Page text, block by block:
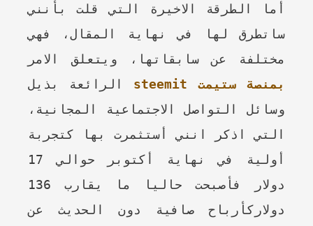
أما الطرقة الاخيرة التي قلت بأنني
ساتطرق لها في نهاية المقال، فهي
مختلفة عن سابقاتها، ويتعلق الامر
بمنصة ستيمت steemit
الرائعة بذيل
وسائل التواصل الاجتماعية المجانية،
التي اذكر انني أستثمرت بها كتجربة
أولية في نهاية أكتوبر حوالي 17
دولار فأصبحت حاليا ما يقارب 136
دولاركأرباح صافية دون الحديث عن